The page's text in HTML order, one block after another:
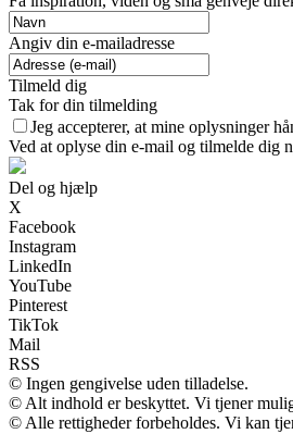
Angiv din e-mailadresse
Tilmeld dig
Tak for din tilmelding
Jeg accepterer, at mine oplysninger
Ved at oplyse din e-mail og tilmelde dig
Del og hjælp
X
Facebook
Instagram
LinkedIn
YouTube
Pinterest
TikTok
Mail
RSS
© Ingen gengivelse uden tilladelse.
© Alt indhold er beskyttet. Vi tjener
© Alle rettigheder forbeholdes. Vi kan